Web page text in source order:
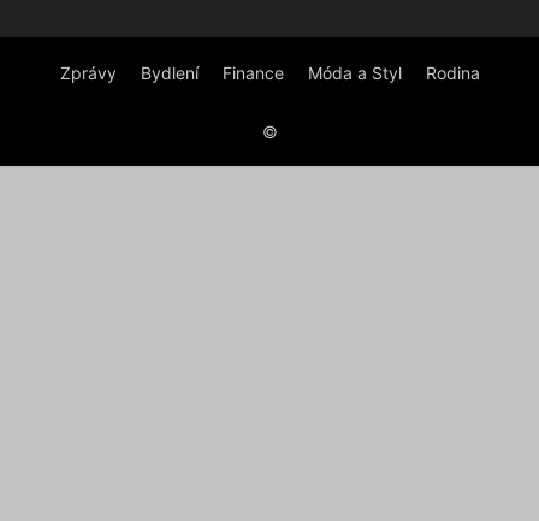
Zprávy Bydlení Finance Móda a Styl Rodina
©